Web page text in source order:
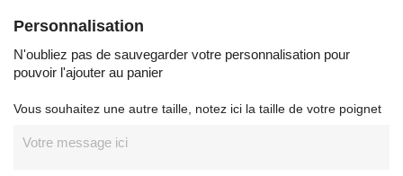
Personnalisation
N'oubliez pas de sauvegarder votre personnalisation pour
pouvoir l'ajouter au panier
Vous souhaitez une autre taille, notez ici la taille de votre poignet